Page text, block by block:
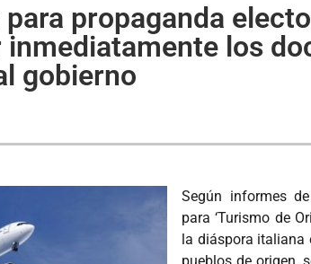
propaganda
los
gobierno
Según informes
para ‘Turismo de
la diáspora italiana